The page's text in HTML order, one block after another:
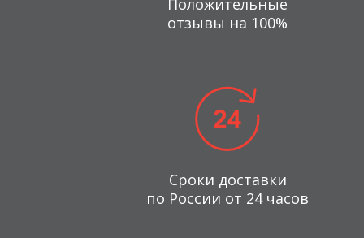
Положительные
отзывы на 100%
Сроки доставки
по России от 24 часов